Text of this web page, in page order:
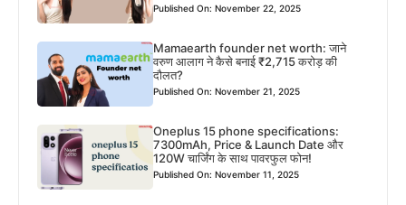
Published On: November 22, 2025
Mamaearth founder net worth: जाने
वरुण आलाग ने कैसे बनाई ₹2,715 करोड़ की
दौलत?
Published On: November 21, 2025
Oneplus 15 phone specifications:
7300mAh, Price & Launch Date और
120W चार्जिंग के साथ पावरफुल फोन!
Published On: November 11, 2025